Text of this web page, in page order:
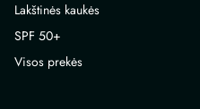
Lakštinės kaukės
SPF 50+
Visos prekės